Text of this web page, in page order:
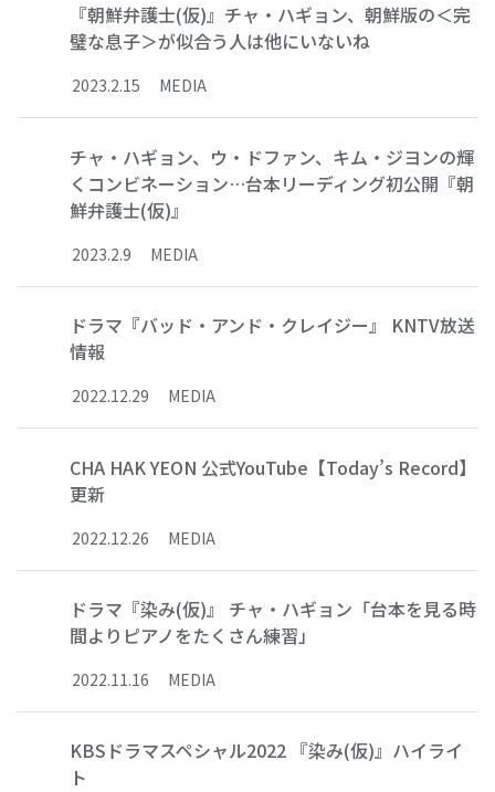
『朝鮮弁護士(仮)』チャ・ハギョン、朝鮮版の＜完
璧な息子＞が似合う人は他にいないね
2023.2.15 MEDIA
チャ・ハギョン、ウ・ドファン、キム・ジヨンの輝
くコンビネーション…台本リーディング初公開『朝
鮮弁護士(仮)』
2023.2.9 MEDIA
ドラマ『バッド・アンド・クレイジー』 KNTV放送
情報
2022.12.29 MEDIA
CHA HAK YEON 公式YouTube【Today’s Record】
更新
2022.12.26 MEDIA
ドラマ『染み(仮)』 チャ・ハギョン「台本を見る時
間よりピアノをたくさん練習」
2022.11 .16 MEDIA
KBSドラマスペシャル2022 『染み(仮)』ハイライ
ト